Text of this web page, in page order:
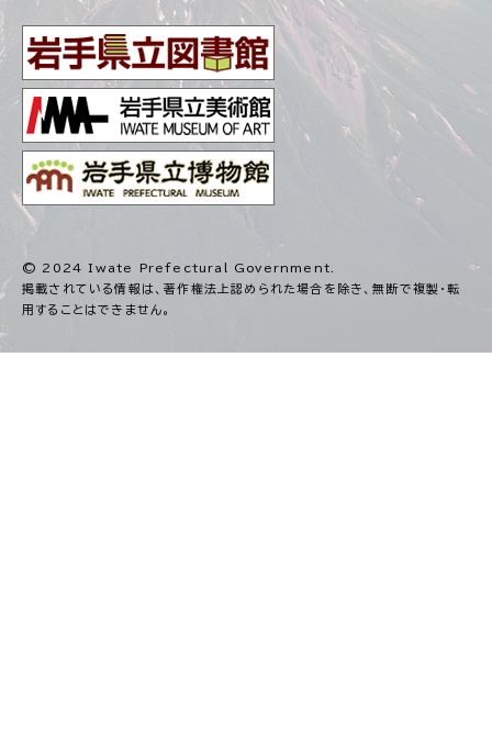
© 2024 Iwate Prefectural Government.
掲載されている情報は、著作権法上認められた場合を除き、無断で複製・転
用することはできません。